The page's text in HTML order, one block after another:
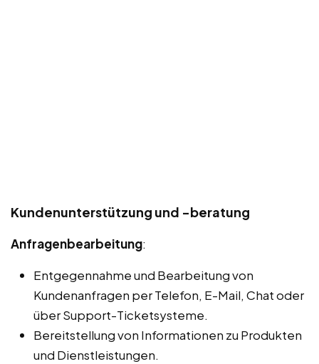
Kundenunterstützung und -beratung
Anfragenbearbeitung:
Entgegennahme und Bearbeitung von
Kundenanfragen per Telefon, E-Mail, Chat oder
über Support-Ticketsysteme.
Bereitstellung von Informationen zu Produkten
und Dienstleistungen.